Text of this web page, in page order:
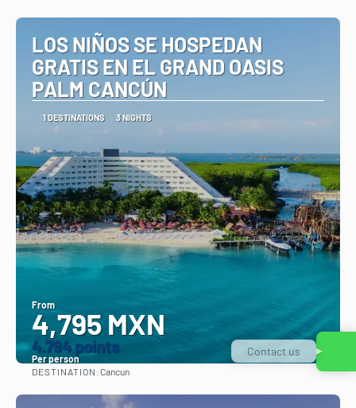
LOS NIÑOS SE HOSPEDAN
GRATIS EN EL GRAND OASIS
PALM CANCÚN
1 DESTINATIONS 3 NIGHTS
From
4,795 MXN
4.794 points
Per person
DESTINATION:Cancun